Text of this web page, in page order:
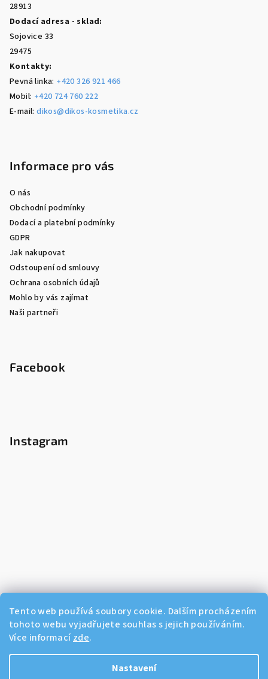
Tento web používá soubory cookie. Dalším procházením
tohoto webu vyjadřujete souhlas s jejich používáním.
Více informací zde.
Nastavení
28913
Dodací adresa - sklad:
Sojovice 33
29475
Kontakty:
Pevná linka: +420 326 921 466
Mobil: +420 724 760 222
E-mail:dikos@dikos-kosmetika.cz
Informace pro vás
O nás
Obchodní podmínky
Dodací a platební podmínky
GDPR
Jak nakupovat
Odstoupení od smlouvy
Ochrana osobních údajů
Mohlo by vás zajímat
Naši partneři
Facebook
Instagram
Sledovat na Instagramu